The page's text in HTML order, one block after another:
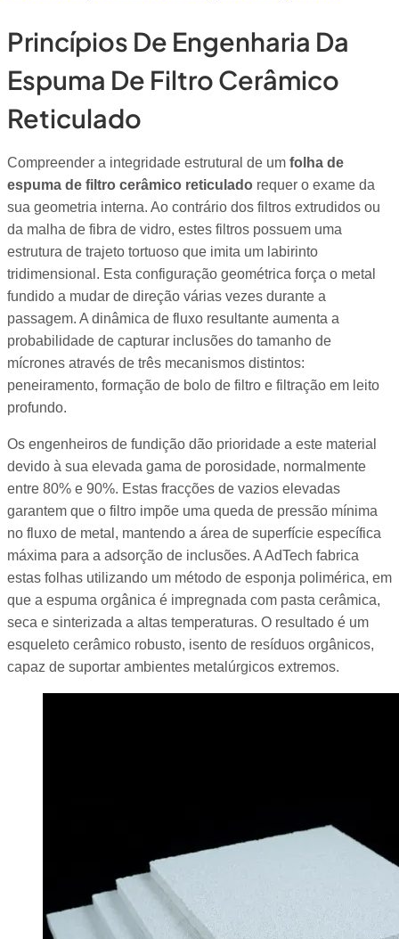
Princípios De Engenharia Da
Espuma De Filtro Cerâmico
Reticulado
Compreender a integridade estrutural de um folha de
espuma de filtro cerâmico reticulado requer o exame da
sua geometria interna. Ao contrário dos filtros extrudidos ou
da malha de fibra de vidro, estes filtros possuem uma
estrutura de trajeto tortuoso que imita um labirinto
tridimensional. Esta configuração geométrica força o metal
fundido a mudar de direção várias vezes durante a
passagem. A dinâmica de fluxo resultante aumenta a
probabilidade de capturar inclusões do tamanho de
mícrones através de três mecanismos distintos:
peneiramento, formação de bolo de filtro e filtração em leito
profundo.
Os engenheiros de fundição dão prioridade a este material
devido à sua elevada gama de porosidade, normalmente
entre 80% e 90%. Estas fracções de vazios elevadas
garantem que o filtro impõe uma queda de pressão mínima
no fluxo de metal, mantendo a área de superfície específica
máxima para a adsorção de inclusões. A AdTech fabrica
estas folhas utilizando um método de esponja polimérica, em
que a espuma orgânica é impregnada com pasta cerâmica,
seca e sinterizada a altas temperaturas. O resultado é um
esqueleto cerâmico robusto, isento de resíduos orgânicos,
capaz de suportar ambientes metalúrgicos extremos.